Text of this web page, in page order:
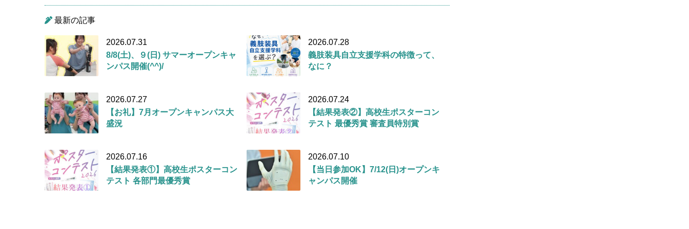
最新の記事
2026.07.31
8/8(土)、９(日) サマーオープンキャ
ンパス開催(^^)/
2026.07.28
義肢装具自立支援学科の特徴って、
なに？
2026.07.27
【お礼】7月オープンキャンパス大
盛況
2026.07.24
【結果発表②】高校生ポスターコン
テスト 最優秀賞 審査員特別賞
2026.07.16
【結果発表①】高校生ポスターコン
テスト 各部門最優秀賞
2026.07.10
【当日参加OK】7/12(日)オープンキ
ャンパス開催